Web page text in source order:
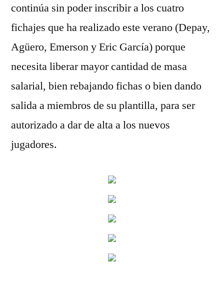
continúa sin poder inscribir a los cuatro
fichajes que ha realizado este verano (Depay,
Agüero, Emerson y Eric García) porque
necesita liberar mayor cantidad de masa
salarial, bien rebajando fichas o bien dando
salida a miembros de su plantilla, para ser
autorizado a dar de alta a los nuevos
jugadores.